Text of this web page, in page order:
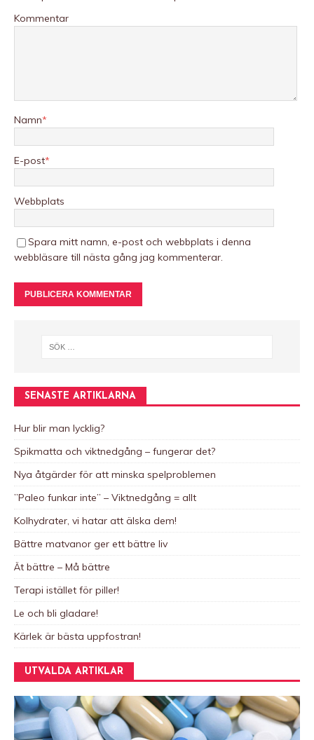
Kommentar
Namn*
E-post*
Webbplats
Spara mitt namn, e-post och webbplats i denna
webbläsare till nästa gång jag kommenterar.
n
a
t
i
v
e
:
SENASTE ARTIKLARNA
Hur blir man lycklig?
Spikmatta och viktnedgång – fungerar det?
Nya åtgärder för att minska spelproblemen
”Paleo funkar inte” – Viktnedgång = allt
Kolhydrater, vi hatar att älska dem!
Bättre matvanor ger ett bättre liv
Ät bättre – Må bättre
Terapi istället för piller!
Le och bli gladare!
Kärlek är bästa uppfostran!
UTVALDA ARTIKLAR